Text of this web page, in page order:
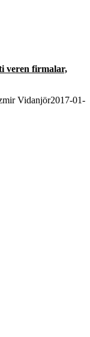
veren firmalar,
Vidanjör2017-01-